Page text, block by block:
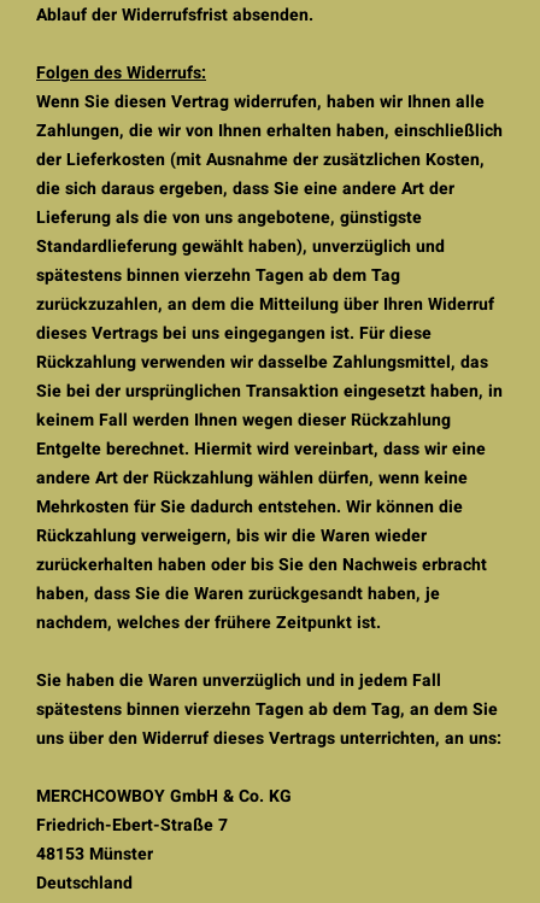
Ablauf der Widerrufsfrist absenden.
Folgen des Widerrufs:
Wenn Sie diesen Vertrag widerrufen, haben wir Ihnen alle
Zahlungen, die wir von Ihnen erhalten haben, einschließlich
der Lieferkosten (mit Ausnahme der zusätzlichen Kosten,
die sich daraus ergeben, dass Sie eine andere Art der
Lieferung als die von uns angebotene, günstigste
Standardlieferung gewählt haben), unverzüglich und
spätestens binnen vierzehn Tagen ab dem Tag
zurückzuzahlen, an dem die Mitteilung über Ihren Widerruf
dieses Vertrags bei uns eingegangen ist. Für diese
Rückzahlung verwenden wir dasselbe Zahlungsmittel, das
Sie bei der ursprünglichen Transaktion eingesetzt haben, in
keinem Fall werden Ihnen wegen dieser Rückzahlung
Entgelte berechnet. Hiermit wird vereinbart, dass wir eine
andere Art der Rückzahlung wählen dürfen, wenn keine
Mehrkosten für Sie dadurch entstehen. Wir können die
Rückzahlung verweigern, bis wir die Waren wieder
zurückerhalten haben oder bis Sie den Nachweis erbracht
haben, dass Sie die Waren zurückgesandt haben, je
nachdem, welches der frühere Zeitpunkt ist.
Sie haben die Waren unverzüglich und in jedem Fall
spätestens binnen vierzehn Tagen ab dem Tag, an dem Sie
uns über den Widerruf dieses Vertrags unterrichten, an uns:
MERCHCOWBOY GmbH & Co. KG
Friedrich-Ebert-Straße 7
48153 Münster
Deutschland